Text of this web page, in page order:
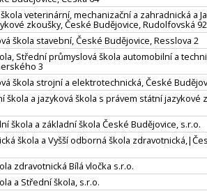
veterinární, mechanizační a zahradnická a
zkoušky, České Budějovice, Rudolfovská 92
škola stavební, České Budějovice, Resslova 2
Střední průmyslová škola automobilní a
3
škola strojní a elektrotechnická, České
škola a jazyková škola s právem státní jazykové
škola a základní škola České Budějovice, s.r.o.
škola a Vyšší odborná škola
zdravotnická Bílá vločka s.r.o.
a Střední škola, s.r.o.